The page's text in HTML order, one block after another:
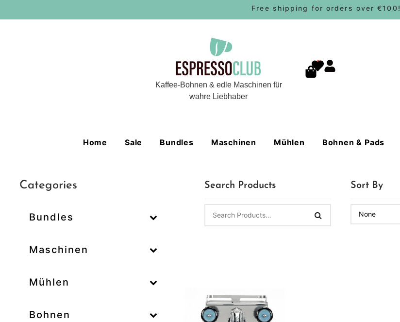
Free shipping for orders over €100!
Kaffee-Bohnen & edle Maschinen für
wahre Liebhaber
0
Home Sale Bundles Maschinen Mühlen Bohnen & Pads
Categories
Bundles
Maschinen
–
Mühlen
–
Bohnen
–
Search Products Sort By
Zum Verkauf(32)